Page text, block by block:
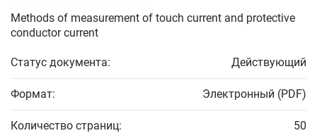
Methods of measurement of touch current and protective
conductor current
Статус документа: Действующий
Формат: Электронный (PDF)
Количество страниц: 50